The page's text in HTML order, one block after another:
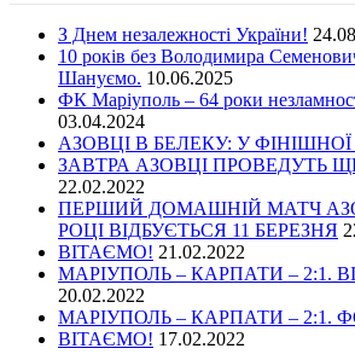
З Днем незалежності України!
10 років без Володимира
Шануємо. 10.06.2025
ФК Маріуполь – 64 роки
03.04.2024
АЗОВЦІ В БЕЛЕКУ: У
ЗАВТРА АЗОВЦІ ПРОВЕДУТЬ
22.02.2022
ПЕРШИЙ ДОМАШНІЙ МАТЧ
РОЦІ ВІДБУЄТЬСЯ 11 БЕРЕЗНЯ
ВІТАЄМО! 21.02.2022
МАРІУПОЛЬ – КАРПАТИ – 2:1.
20.02.2022
МАРІУПОЛЬ – КАРПАТИ – 2:1.
ВІТАЄМО! 17.02.2022